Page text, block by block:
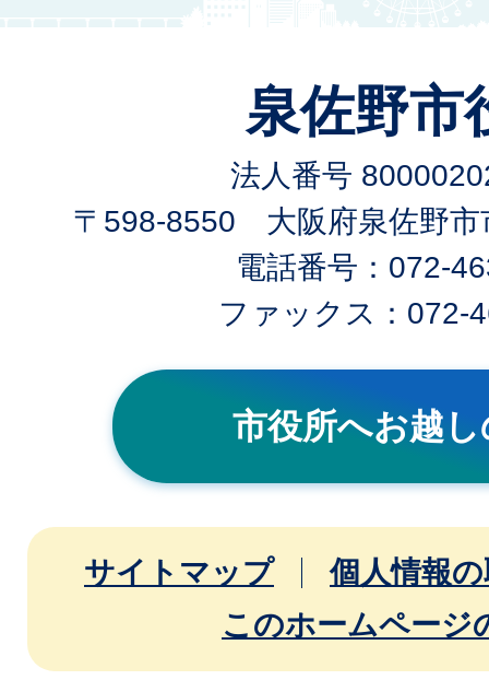
泉佐野市
法人番号
〒598-8550 大阪府泉佐野市
電話番号：072-
ファックス：072-
市役所へお越
サイトマップ
個人情報
このホームページ